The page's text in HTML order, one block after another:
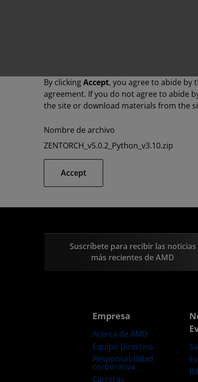
By clickingAccept, you agree to abide by
agreement. If you do not agree to abide
the site or download materials from the
Nombre de archivo
ZENTORCH_v5.0.2_Python_v3.10.zip
Accept
Suscríbete para recibir las noticias
más recientes de AMD
Empresa
Acerca de AMD
Equipo Directivo
Responsabilidad
corporativa
Carreras